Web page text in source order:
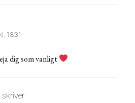
18:31
dig som vanligt
skriver: